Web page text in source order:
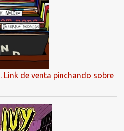
de venta pinchando sobre